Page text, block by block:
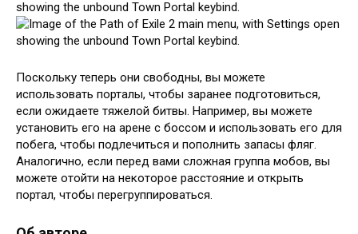
Поскольку теперь они свободны, вы можете
использовать порталы, чтобы заранее подготовиться,
если ожидаете тяжелой битвы. Например, вы можете
установить его на арене с боссом и использовать его для
побега, чтобы подлечиться и пополнить запасы фляг.
Аналогично, если перед вами сложная группа мобов, вы
можете отойти на некоторое расстояние и открыть
портал, чтобы перегруппироваться.